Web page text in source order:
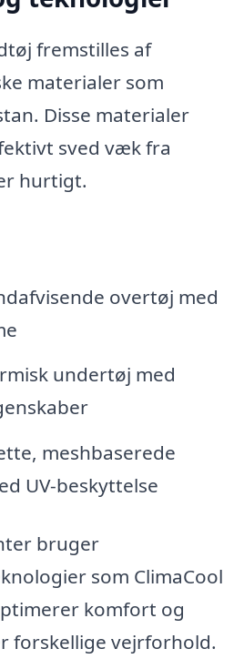
fremstilles af
materialer som
Disse materialer
sved væk fra
hurtigt.
overtøj med
undertøj med
meshbaserede
UV-beskyttelse
bruger
som ClimaCool
komfort og
forskellige vejrforhold.